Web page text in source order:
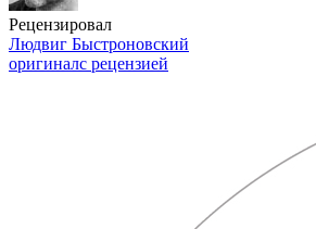
Рецензировал
Людвиг Быстроновский
оригиналс рецензией